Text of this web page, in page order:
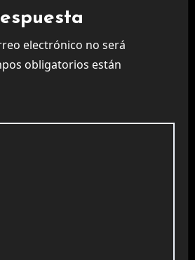
electrónico no será
obligatorios están